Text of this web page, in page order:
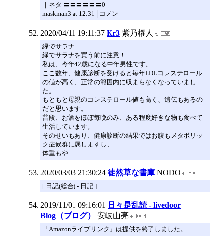
｜ネタ 〓〓〓〓〓〓0
maskman3 at 12:31│コメン
2020/04/11 19:11:37 Kr3 紫乃櫂人
緑でサラナ
緑でサラナを買う前に注意！
私は、今年42歳になる中年男性です。
ここ数年、健康診断を受けると毎年LDLコレステロール
の値が高く、正常の範囲内に収まらなくなっていまし
た。
もともと母親のコレステロール値も高く、遺伝もあるの
だと思います。
普段、お酒をほぼ毎晩のみ、ある程度好きな物も食べて
生活しています。
そのせいもあり、健康診断の結果ではお腹もメタボリッ
ク症候群に属しますし、
体重もや
2020/03/03 21:30:24 徒然草な書庫 NODO
[ 日記(総合) - 日記 ]
2019/11/01 09:16:01
日々是乱読 - livedoor
Blog（ブログ）
安岐山亮
「Amazonライブリンク」は提供を終了しました。